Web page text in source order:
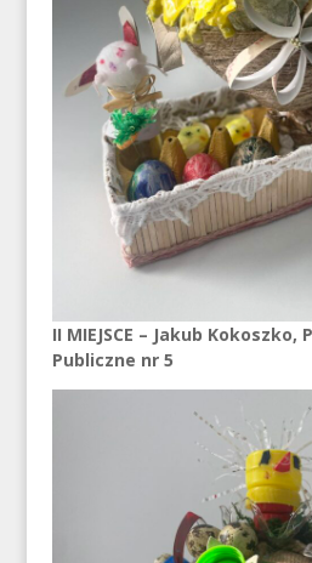
II MIEJSCE – Jakub Kokoszko,
Publiczne nr 5